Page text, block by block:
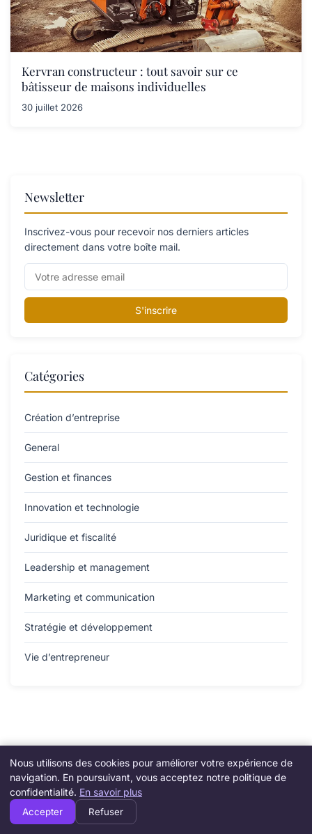
Kervran constructeur : tout savoir sur ce
bâtisseur de maisons individuelles
30 juillet 2026
Newsletter
Inscrivez-vous pour recevoir nos derniers articles
directement dans votre boîte mail.
S'inscrire
Catégories
Création d’entreprise
General
Gestion et finances
Innovation et technologie
Juridique et fiscalité
Leadership et management
Marketing et communication
Stratégie et développement
Vie d’entrepreneur
Amicollege
Nous utilisons des cookies pour améliorer votre expérience de
navigation. En poursuivant, vous acceptez notre politique de
confidentialité. En savoir plus
Accepter Refuser